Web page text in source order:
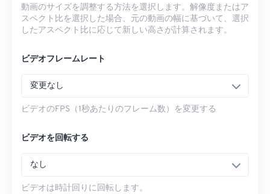
動画のサイズを調整する方法を選択します。解像度またはア
スペクト比を選択した場合、元の動画の幅に基づいて、選択
したアスペクト比に応じて新しい高さが計算されます。
ビデオフレームレート
変更なし
ビデオのFPS（1秒あたりのフレーム数）を変更する
ビデオを回転する
なし
ビデオは時計回りに回転します。